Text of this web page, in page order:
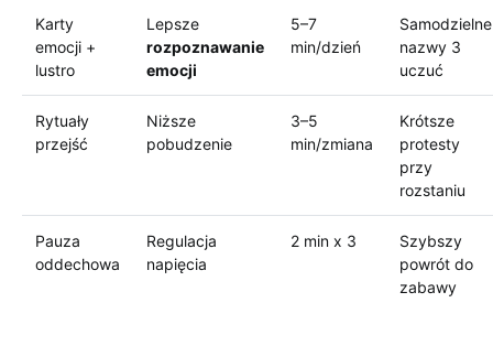
Karty
emocji +
lustro
Lepsze
rozpoznawanie
emocji
5–7
min/dzień
Samodzielne
nazwy 3
uczuć
Rytuały
przejść
Niższe
pobudzenie
3–5
min/zmiana
Krótsze
protesty
przy
rozstaniu
Pauza
oddechowa
Regulacja
napięcia
2 min x 3
Szybszy
powrót do
zabawy